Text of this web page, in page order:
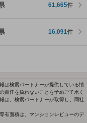
61,665件
16,091件
は検索パートナーが提供している情
責任を負わないことを予めご了承く
は、検索パートナーが取得し、同社
有面積は、マンションレビューのデ